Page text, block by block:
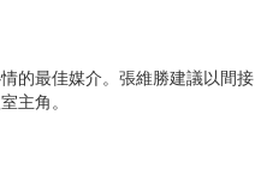
的最佳媒介。張維勝建議以間接
主角。